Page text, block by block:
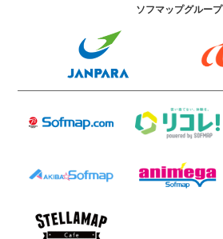
ソフマップグループ